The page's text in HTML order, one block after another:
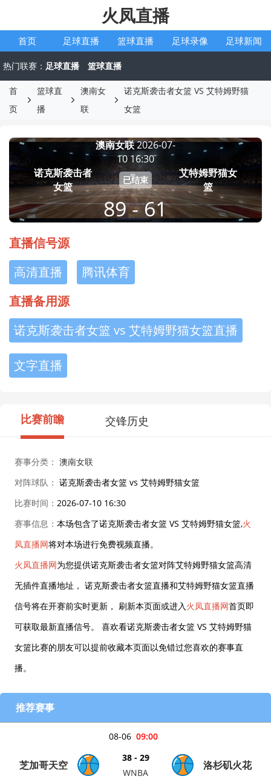
火凤直播
首页 足球直播 篮球直播 足球录像 足球新闻
热门联赛： 足球直播 篮球直播
首
页
篮球直
播
澳南女
联
诺克斯袭击者女篮 VS 艾特姆野猫
女篮
诺克斯袭击者
女篮
澳南女联2026-07-
10 16:30
已结束
89 - 61
艾特姆野猫女
篮
直播信号源
高清直播
腾讯体育
直播备用源
诺克斯袭击者女篮 vs 艾特姆野猫女篮直播
文字直播
比赛前瞻 交锋历史
赛事分类： 澳南女联
对阵球队： 诺克斯袭击者女篮 vs 艾特姆野猫女篮
比赛时间： 2026-07-10 16:30
赛事信息： 本场包含了诺克斯袭击者女篮 VS 艾特姆野猫女篮,火
凤直播网将对本场进行免费视频直播。
火凤直播网为您提供诺克斯袭击者女篮对阵艾特姆野猫女篮高清
无插件直播地址， 诺克斯袭击者女篮直播和艾特姆野猫女篮直播
信号将在开赛前实时更新， 刷新本页面或进入火凤直播网首页即
可获取最新直播信号。 喜欢看诺克斯袭击者女篮 VS 艾特姆野猫
女篮比赛的朋友可以提前收藏本页面以免错过您喜欢的赛事直
播。
推荐赛事
09:00
08-06
芝加哥天空
38 - 29
WNBA
洛杉矶火花